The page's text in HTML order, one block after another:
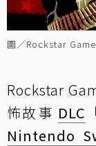
圖／Rockstar
Rockstar
怖故事 DLC
Nintendo